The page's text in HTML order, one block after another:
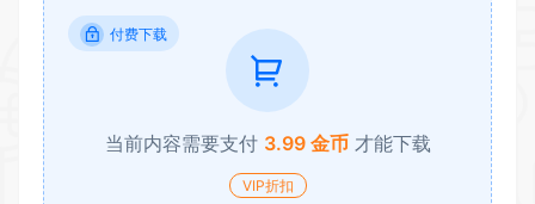
付费下载
当前内容需要支付 3.99 金币 才能下载
VIP折扣